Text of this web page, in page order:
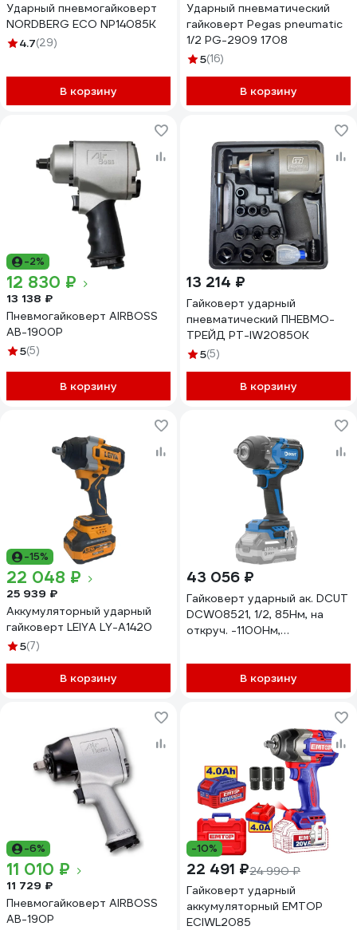
Ударный пневмогайковерт
NORDBERG ECO NP14085K
4.7(29)
В корзину
Ударный пневматический
гайковерт Pegas pneumatic
1/2 PG-2909 1708
5(16)
В корзину
-2%
12 830 ₽
13 138 ₽
Пневмогайковерт AIRBOSS
AB-1900P
5(5)
В корзину
13 214 ₽
Гайковерт ударный
пневматический ПНЕВМО-
ТРЕЙД PT-IW20850K
5(5)
В корзину
-15%
22 048 ₽
25 939 ₽
Аккумуляторный ударный
гайковерт LEIYA LY-A1420
5(7)
В корзину
43 056 ₽
Гайковерт ударный ак. DCUT
DCW08521, 1/2, 85Нм, на
откруч. -1100Нм,
удар DCW08521-SP2
В корзину
-6%
11 010 ₽
11 729 ₽
Пневмогайковерт AIRBOSS
AB-190P
-10%
22 491 ₽24 990 ₽
Гайковерт ударный
аккумуляторный EMTOP
ECIWL2085